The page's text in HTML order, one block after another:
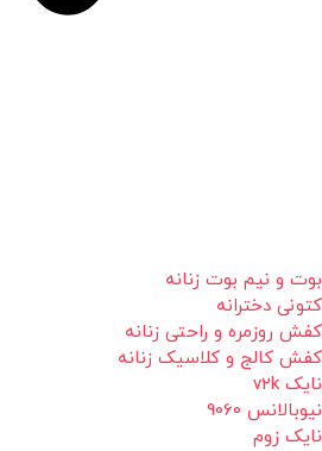
بوت و نیم بوت زنانه
کتونی دخترانه
کفش روزمره و راحتی زنانه
کفش کالج و کلاسیک زنانه
نایک v2k
نیوبالانس 9060
نایک زوم